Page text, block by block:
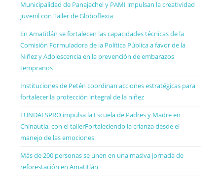
Municipalidad de Panajachel y PAMI impulsan la creatividad
juvenil con Taller de Globoflexia
En Amatitlán se fortalecen las capacidades técnicas de la
Comisión Formuladora de la Política Pública a favor de la
Niñez y Adolescencia en la prevención de embarazos
tempranos
Instituciones de Petén coordinan acciones estratégicas para
fortalecer la protección integral de la niñez
FUNDAESPRO impulsa la Escuela de Padres y Madre en
Chinautla, con el tallerFortaleciendo la crianza desde el
manejo de las emociones
Más de 200 personas se unen en una masiva jornada de
reforestación en Amatitlán